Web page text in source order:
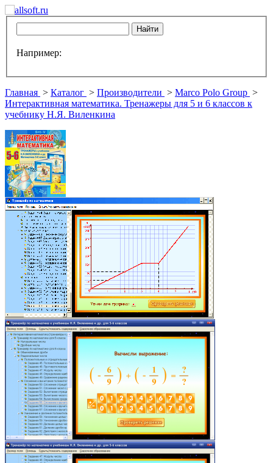
Например:
Главная > Каталог > Производители > Marco Polo Group >
Интерактивная математика. Тренажеры для 5 и 6 классов к
учебнику Н.Я. Виленкина